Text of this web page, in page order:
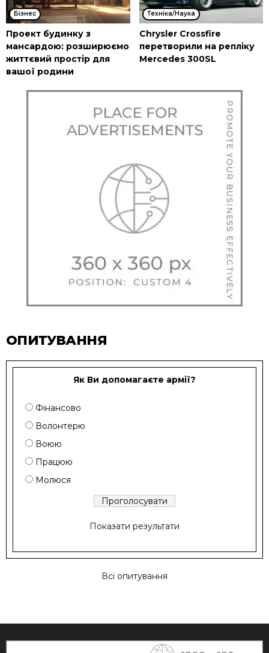
Бізнес
Проект будинку з
мансардою: розширюємо
життєвий простір для
вашої родини
Техніка/Наука
Chrysler Crossfire
перетворили на репліку
Mercedes 300SL
ОПИТУВАННЯ
Як Ви допомагаєте армії?
Фінансово
Волонтерю
Воюю
Працюю
Молюся
Показати результати
Всі опитування